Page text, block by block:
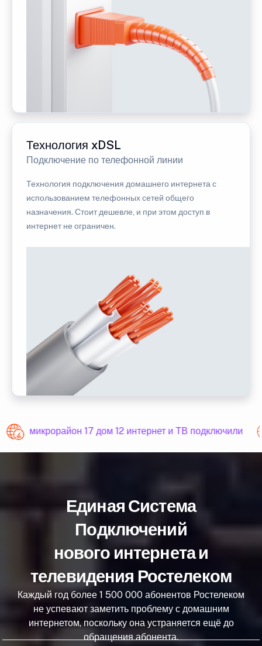
Технология xDSL
Подключение по телефонной линии
Технология подключения домашнего интернета с
использованием телефонных сетей общего
назначения. Стоит дешевле, и при этом доступ в
интернет не ограничен.
микрорайон 17 дом 12 интернет и ТВ подключили
Единая Система
Подключений
нового интернета и
телевидения Ростелеком
Каждый год более 1 500 000 абонентов Ростелеком
не успевают заметить проблему с домашним
интернетом, поскольку она устраняется ещё до
обращения абонента.